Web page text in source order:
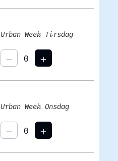
Week Tirsdag
Week Onsdag